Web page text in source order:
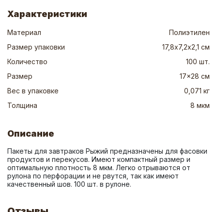
Характеристики
Материал
Полиэтилен
Размер упаковки
17,8х7,2х2,1 см
Количество
100 шт.
Размер
17x28 см
Вес в упаковке
0,071 кг
Толщина
8 мкм
Описание
Пакеты для завтраков Рыжий предназначены для фасовки
продуктов и перекусов. Имеют компактный размер и
оптимальную плотность 8 мкм. Легко отрываются от
рулона по перфорации и не рвутся, так как имеют
качественный шов. 100 шт. в рулоне.